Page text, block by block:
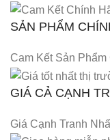
SẢN PHẨM
Cam Kết Sản
GIÁ CẢ CẠNH
Giá Cạnh Tranh